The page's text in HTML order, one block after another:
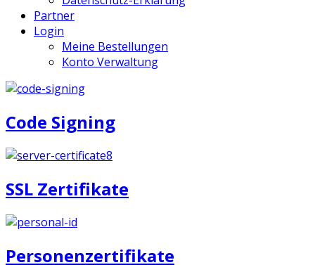
Partner
Login
Meine Bestellungen
Konto Verwaltung
Code Signing
SSL Zertifikate
Personenzertifikate